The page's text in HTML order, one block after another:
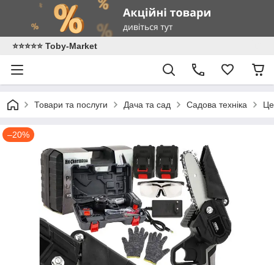
⭐️⭐️⭐️⭐️⭐️ Toby-Market
Товари та послуги Дача та сад Садова техніка
–20%